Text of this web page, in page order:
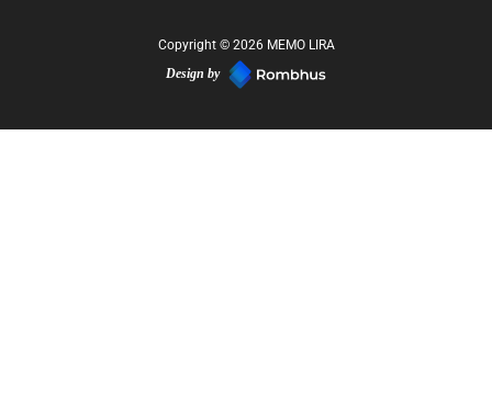
Copyright © 2026 MEMO LIRA
Design by